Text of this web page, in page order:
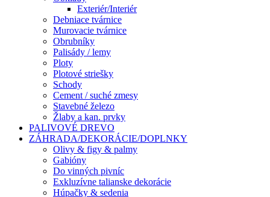
Exteriér/Interiér
Debniace tvárnice
Murovacie tvárnice
Obrubníky
Palisády / lemy
Ploty
Plotové striešky
Schody
Cement / suché zmesy
Stavebné železo
Žlaby a kan. prvky
PALIVOVÉ DREVO
ZÁHRADA/DEKORÁCIE/DOPLNKY
Olivy & figy & palmy
Gabióny
Do vinných pivníc
Exkluzívne talianske dekorácie
Húpačky & sedenia